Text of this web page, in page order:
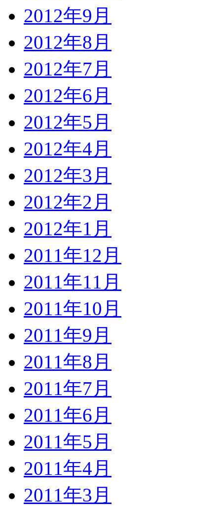
2012年9月
2012年8月
2012年7月
2012年6月
2012年5月
2012年4月
2012年3月
2012年2月
2012年1月
2011年12月
2011年11月
2011年10月
2011年9月
2011年8月
2011年7月
2011年6月
2011年5月
2011年4月
2011年3月